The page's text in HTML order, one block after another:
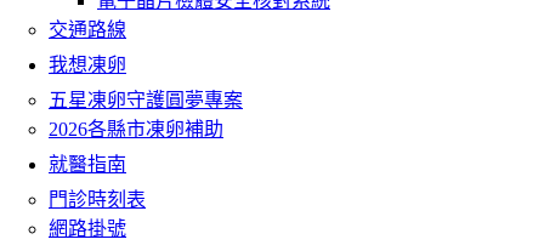
交通路線
我想凍卵
五星凍卵守護圓夢專案
2026各縣市凍卵補助
就醫指南
門診時刻表
網路掛號